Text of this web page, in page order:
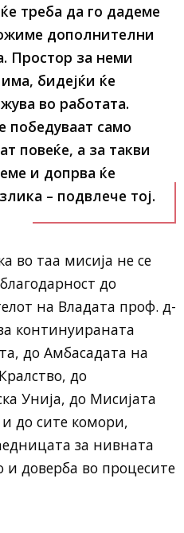
треба да го дадеме
дополнителни
Простор за неми
бидејќи ќе
во работата.
победуваат само
повеќе, а за такви
и допрва ќе
– подвлече тој.
во таа мисија не се
до
на Владата проф. д-
континуираната
до Амбасадата на
до
Унија, до Мисијата
до сите комори,
за нивната
доверба во процесите